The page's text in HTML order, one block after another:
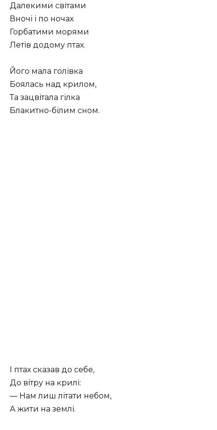
Далекими світами
Вночі і по ночах
Горбатими морями
Летів додому птах.
Його мала голівка
Боялась над крилом,
Та зацвітала гілка
Блакитно-білим сном.
І птах сказав до себе,
До вітру на крилі:
— Нам лиш літати небом,
А жити на землі.